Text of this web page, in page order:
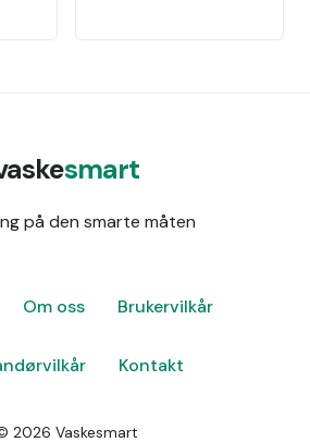
smart
på den smarte måten
Om oss Brukervilkår
Kontakt
2026 Vaskesmart